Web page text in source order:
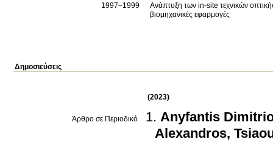
1997–1999
Ανάπτυξη των in-site τεχνικών
βιομηχανικές εφαρμογές
Δημοσιεύσεις
(2023)
Άρθρο σε Περιοδικό
Anyfantis
Alexandros,